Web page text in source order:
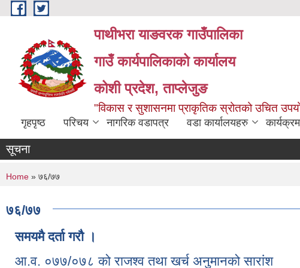
Skip to main content
पाथीभरा याङवरक गाउँपालिका
गाउँ कार्यपालिकाको कार्यालय
कोशी प्रदेश, ताप्लेजुङ
"विकास र सुशासनमा प्राकृतिक स्रोतको उचित
गृहपृष्ठ परिचय नागरिक वडापत्र वडा कार्यालयहरु
सूचना
You are here
Home » ७६/७७
७६/७७
समयमै दर्ता गरौ ।
आ.व. ०७७/०७८ को राजश्व तथा खर्च अनुमानको सारांश